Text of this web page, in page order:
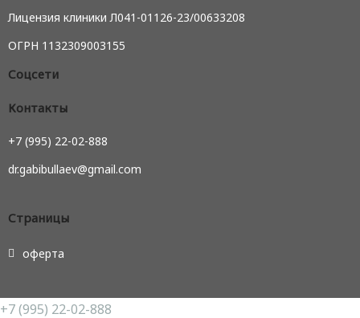
Лицензия клиники Л041-01126-23/00633208
ОГРН 1132309003155
Соцсети
Контакты
+7 (995) 22-02-888
dr.gabibullaev@gmail.com
Страницы
оферта
+7 (995) 22-02-888